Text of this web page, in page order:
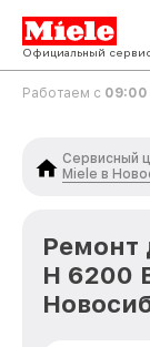
Официальный
Работаем с 09:00
Сервисный
Miele в
Ремонт
H 6200